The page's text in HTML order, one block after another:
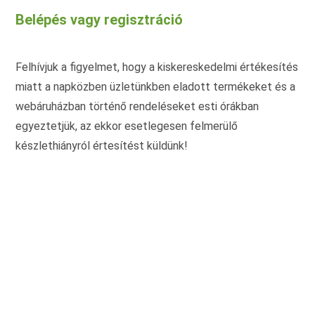
a
termékoldalon
Belépés vagy regisztráció
Felhívjuk a figyelmet, hogy a kiskereskedelmi értékesítés
miatt a napközben üzletünkben eladott termékeket és a
webáruházban történő rendeléseket esti órákban
egyeztetjük, az ekkor esetlegesen felmerülő
készlethiányról értesítést küldünk!